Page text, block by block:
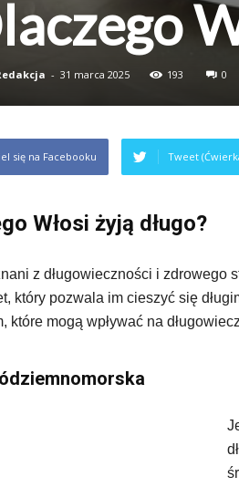
- 31 marca 2025 193 0
się na Facebooku Tweet
Włosi żyją długo?
z długowieczności i
który pozwala im cieszyć się
które mogą wpływać na